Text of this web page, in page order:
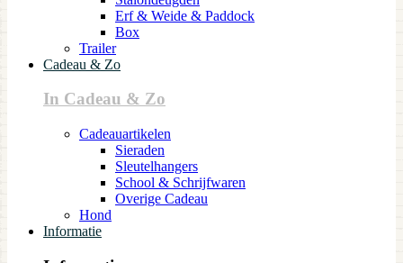
Erf & Weide & Paddock
Box
Trailer
Cadeau & Zo
In Cadeau & Zo
Cadeauartikelen
Sieraden
Sleutelhangers
School & Schrijfwaren
Overige Cadeau
Hond
Informatie